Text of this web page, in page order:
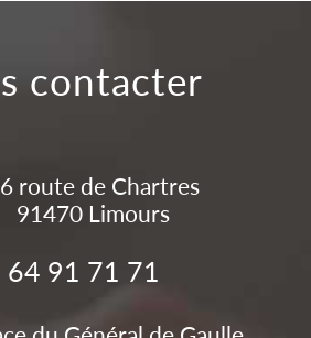
contacter
route de Chartres
91470 Limours
64 91 71 71